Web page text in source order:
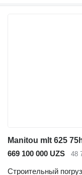
Manitou mlt 625
669 100 000 UZS
48
Строительный